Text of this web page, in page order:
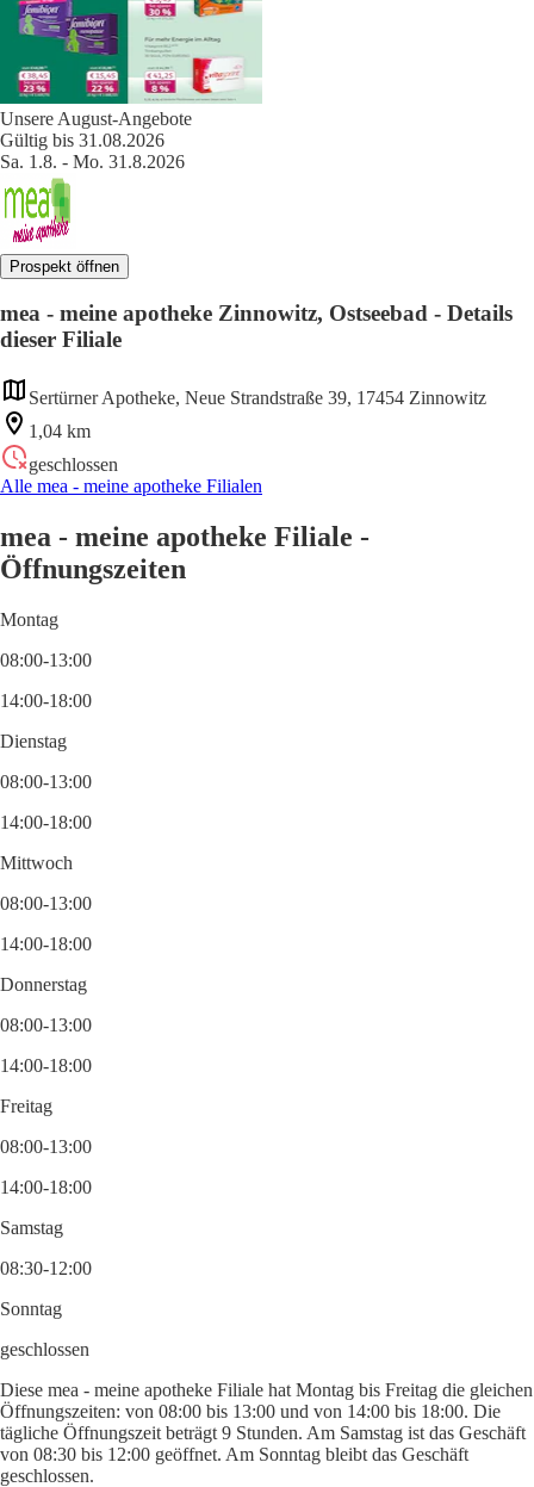
Unsere August-Angebote
Gültig bis 31.08.2026
Sa. 1.8. - Mo. 31.8.2026
Prospekt öffnen
mea - meine apotheke Zinnowitz, Ostseebad - Details
dieser Filiale
Sertürner Apotheke, Neue Strandstraße 39, 17454 Zinnowitz
1,04 km
geschlossen
Alle mea - meine apotheke Filialen
mea - meine apotheke Filiale -
Öffnungszeiten
Montag
08:00-13:00
14:00-18:00
Dienstag
08:00-13:00
14:00-18:00
Mittwoch
08:00-13:00
14:00-18:00
Donnerstag
08:00-13:00
14:00-18:00
Freitag
08:00-13:00
14:00-18:00
Samstag
08:30-12:00
Sonntag
geschlossen
Diese mea - meine apotheke Filiale hat Montag bis Freitag die gleichen
Öffnungszeiten: von 08:00 bis 13:00 und von 14:00 bis 18:00. Die
tägliche Öffnungszeit beträgt 9 Stunden. Am Samstag ist das Geschäft
von 08:30 bis 12:00 geöffnet. Am Sonntag bleibt das Geschäft
geschlossen.